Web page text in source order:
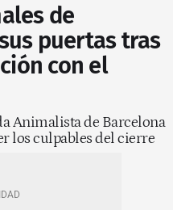
de
puertas tras
con el
Animalista de Barcelona
los culpables del cierre